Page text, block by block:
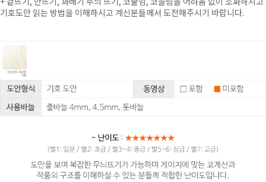
기호도안 읽는 방법을 이해하시고 계신분들께서 도전해주시기 바랍니다.